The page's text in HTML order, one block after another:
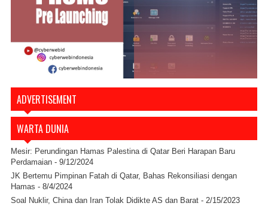
ADVERTISEMENT
WARTA DUNIA
Mesir: Perundingan Hamas Palestina di Qatar Beri Harapan Baru
Perdamaian - 9/12/2024
JK Bertemu Pimpinan Fatah di Qatar, Bahas Rekonsiliasi dengan
Hamas - 8/4/2024
Soal Nuklir, China dan Iran Tolak Didikte AS dan Barat - 2/15/2023